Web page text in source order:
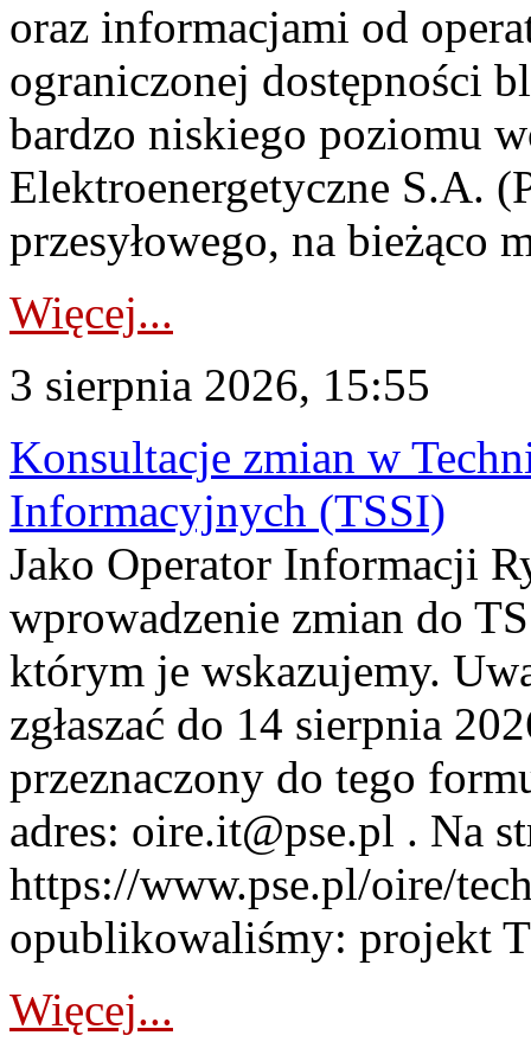
oraz informacjami od
ograniczonej dostępności
bardzo niskiego poziomu
Elektroenergetyczne S.A.
przesyłowego, na bieżąco
Więcej...
3 sierpnia 2026, 15:55
Konsultacje zmian w
Informacyjnych (TSSI)
Jako Operator Informacji
wprowadzenie zmian do
którym je wskazujemy.
zgłaszać do 14 sierpnia
przeznaczony do tego
adres: oire.it@pse.pl . Na
https://www.pse.pl/oire/
opublikowaliśmy: projekt
Więcej...